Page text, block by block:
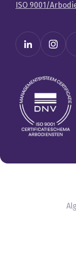
ISO 9001/